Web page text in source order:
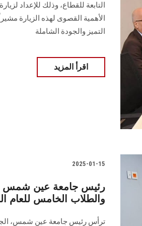
التابعة للقطاع، وذلك للإعداد
الأهمية القصوى لهذه الزيارة
التميز والجودة الشاملة
اقرأ المزيد
2025-01-15
رئيس جامعة عين شمس
والطلاب الخامس للعام الجامعي
ترأس رئيس جامعة عين شمس،